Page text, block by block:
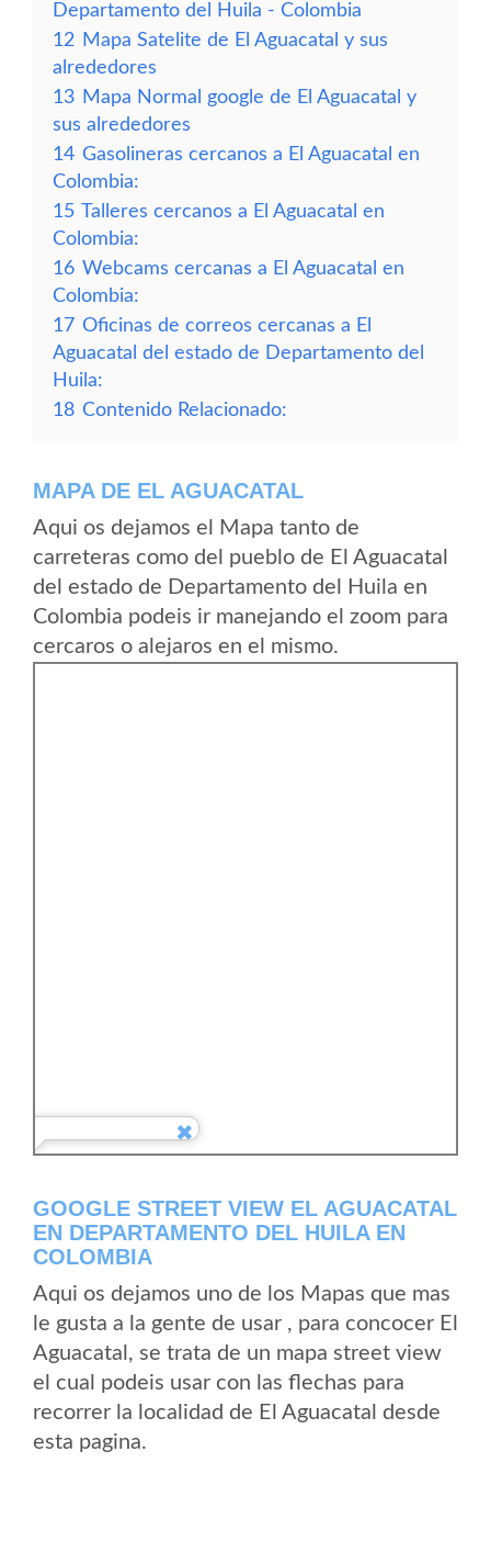
Departamento del Huila - Colombia
12 Mapa Satelite de El Aguacatal y sus
alrededores
13 Mapa Normal google de El Aguacatal y
sus alrededores
14 Gasolineras cercanos a El Aguacatal en
Colombia:
15 Talleres cercanos a El Aguacatal en
Colombia:
16 Webcams cercanas a El Aguacatal en
Colombia:
17 Oficinas de correos cercanas a El
Aguacatal del estado de Departamento del
Huila:
18 Contenido Relacionado:
MAPA DE EL AGUACATAL
Aqui os dejamos el Mapa tanto de
carreteras como del pueblo de El Aguacatal
del estado de Departamento del Huila en
Colombia podeis ir manejando el zoom para
cercaros o alejaros en el mismo.
GOOGLE STREET VIEW EL AGUACATAL
EN DEPARTAMENTO DEL HUILA EN
COLOMBIA
Aqui os dejamos uno de los Mapas que mas
le gusta a la gente de usar , para concocer El
Aguacatal, se trata de un mapa street view
el cual podeis usar con las flechas para
recorrer la localidad de El Aguacatal desde
esta pagina.